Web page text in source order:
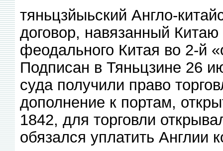
тяньцзйыьский Англо-
договор, навязанный
феодального Китая во 2-й
Подписан в Тяньцзине 26
суда получили право
дополнение к портам,
1842, для торговли
обязался уплатить Англии